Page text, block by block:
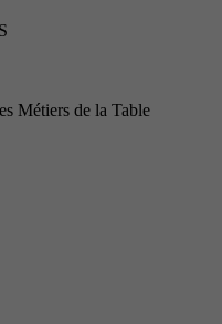
Métiers de la Table